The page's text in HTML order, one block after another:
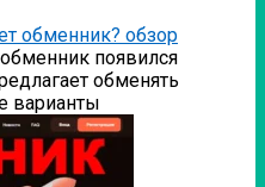
обменник? обзор
появился
обменять
варианты